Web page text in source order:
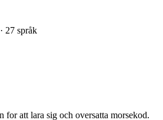
27 språk
for att lara sig och oversatta morsekod.